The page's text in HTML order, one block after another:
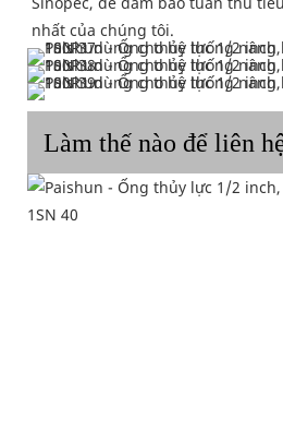
nhất của chúng tôi.
Làm thế nào để liên